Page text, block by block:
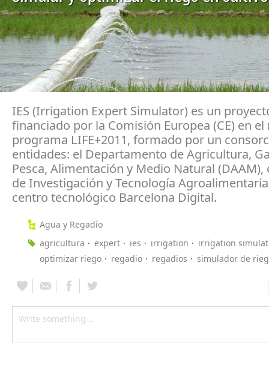
IES (Irrigation Expert Simulator) es un
financiado por la Comisión Europea (CE) en
programa LIFE+2011, formado por un
entidades: el Departamento de Agricultura,
Pesca, Alimentación y Medio Natural
de Investigación y Tecnología
centro tecnológico Barcelona Digital.
Agua y Regadío
agricultura
expert ies irrigation
irrigation
optimizar riego
regadio regadios simulador de